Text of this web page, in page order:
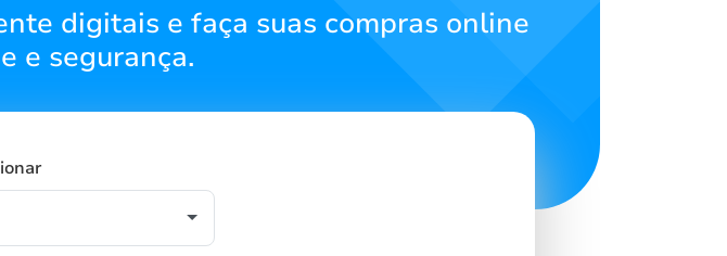
digitais e faça suas compras online
e segurança.